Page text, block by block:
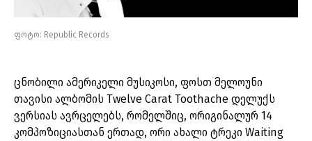
ფოტო: Republic Records
ცნობილი ამერიკელი მუსიკოსი, ფოსთ მელოუნი
თავისი ალბომის Twelve Carat Toothache დელუქს
ვერსიას ავრცელებს, რომელშიც, ორიგინალურ 14
კომპოზიციასთან ერთად, ორი ახალი ტრეკი Waiting